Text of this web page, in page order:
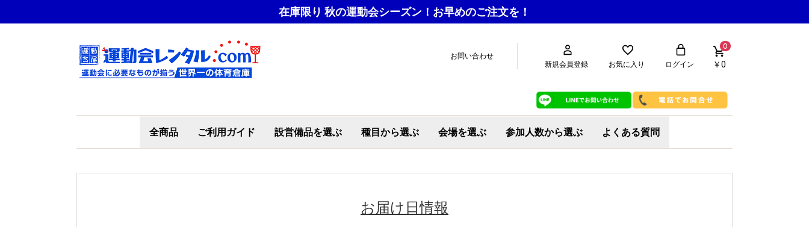
在庫限り 秋の運動会シーズン！お早めのご注文を！
お問い合わせ
新規会員登録
お気に入り ログイン
0
￥0
全商品 ご利用ガイド 設営備品を選ぶ 種目から選ぶ 会場を選ぶ
ら
参加人数から選ぶ よくある質問
お届け日情報